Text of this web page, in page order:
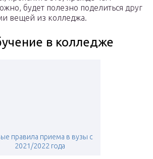
будет полезно поделиться друг
вещей из колледжа.
в колледже
правила приема в вузы с
2021/2022 года